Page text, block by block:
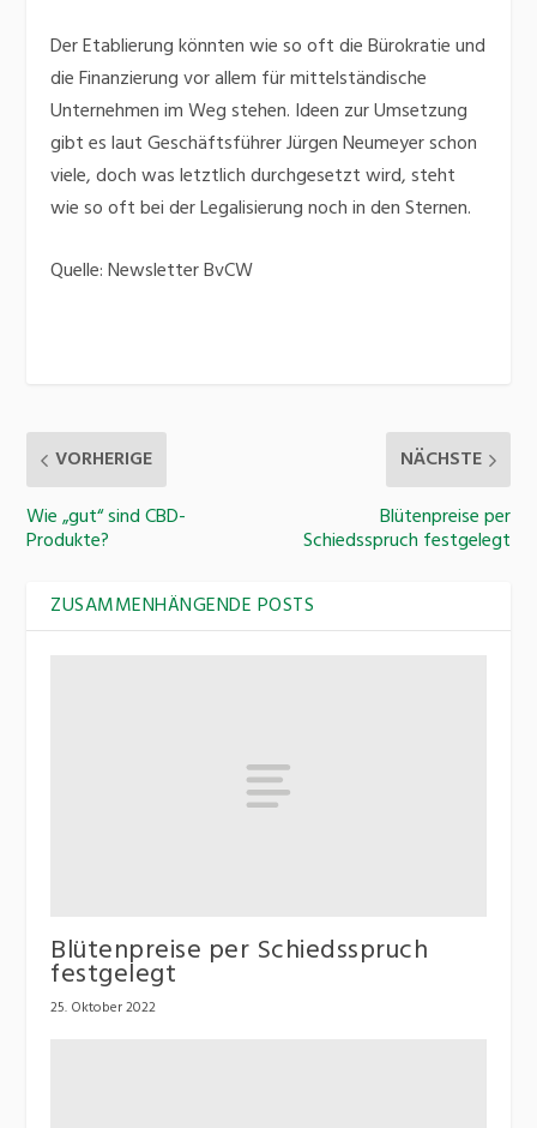
Der Etablierung könnten wie so oft die Bürokratie und
die Finanzierung vor allem für mittelständische
Unternehmen im Weg stehen. Ideen zur Umsetzung
gibt es laut Geschäftsführer Jürgen Neumeyer schon
viele, doch was letztlich durchgesetzt wird, steht
wie so oft bei der Legalisierung noch in den Sternen.
Quelle: Newsletter BvCW
VORHERIGE
Wie „gut“ sind CBD-
Produkte?
NÄCHSTE
Blütenpreise per
Schiedsspruch festgelegt
ZUSAMMENHÄNGENDE POSTS
Blütenpreise per Schiedsspruch
festgelegt
25. Oktober 2022